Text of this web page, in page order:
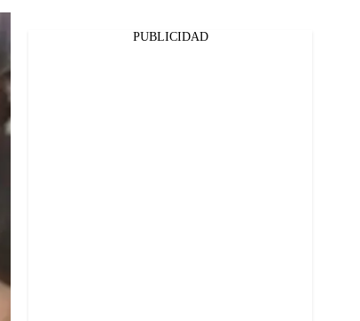
Twitter
Whatsapp
PUBLICIDAD